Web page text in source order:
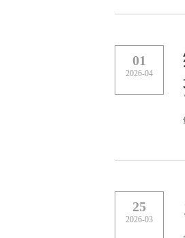
01
2026-04
25
2026-03